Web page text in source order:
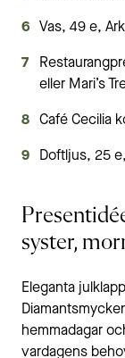
Vas, 49 e,
eller Mari’s
Café Cecilia
Doftljus, 25
syster,
Eleganta
hemmadagar
vardagens